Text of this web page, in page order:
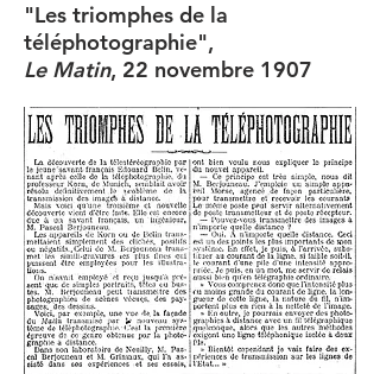
"Les triomphes de la
téléphotographie",
Le Matin, 22 novembre 1907